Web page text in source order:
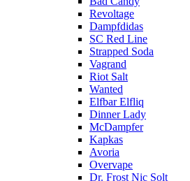
Revoltage
Dampfdidas
SC Red Line
Strapped Soda
Vagrand
Riot Salt
Wanted
Elfbar Elfliq
Dinner Lady
McDampfer
Kapkas
Avoria
Overvape
Dr. Frost Nic Solt